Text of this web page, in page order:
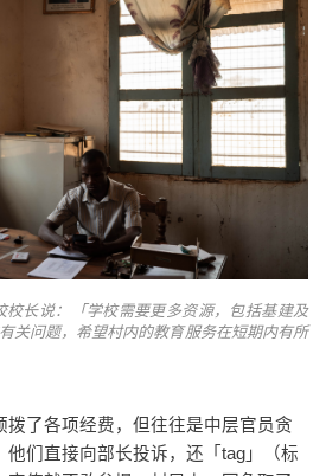
校长说：「学校需要更多资源，包括基建及
关问题，希望村内的教育服务在短期内有所
拨了各项经费，但往往是中层官员贪
们直接向部长投诉，还「tag」（标